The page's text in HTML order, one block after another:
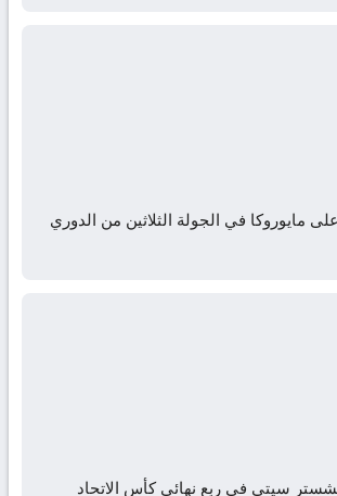
مايوروكا في الجولة الثلاثين من الدوري
سيتي في ربع نهائي كأس الاتحاد